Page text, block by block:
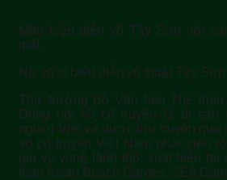
Màn biểu diễn võ Tây Sơn với
mắt.
Nữ võ sĩ biểu diễn võ thuật Tây
Thứ trưởng Bộ Văn hóa Thể
Đông nói võ cổ truyền là di sản
người Việt và được lưu truyền qua
võ cổ truyền Việt Nam phát triển
gia và vùng lãnh thổ; xuất hiện tại
thao Asian Beach Games, SEA